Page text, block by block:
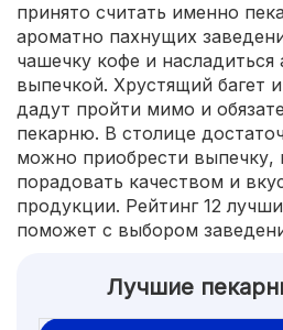
принято считать именно
ароматно пахнущих
чашечку кофе и
выпечкой. Хрустящий багет
дадут пройти мимо и
пекарню. В столице
можно приобрести выпечку,
порадовать качеством и
продукции. Рейтинг 12
поможет с выбором
Лучшие